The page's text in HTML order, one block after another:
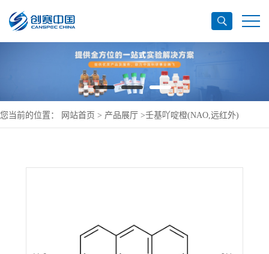
您当前的位置： 网站首页 > 产品展厅 >壬基吖啶橙(NAO,远红外)